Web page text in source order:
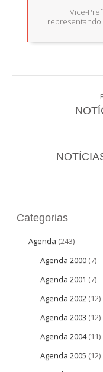
Vice-
representando
Categorias
Agenda (243)
Agenda 2000 (7)
Agenda 2001 (7)
Agenda 2002 (12)
Agenda 2003 (12)
Agenda 2004(11)
Agenda 2005 (12)